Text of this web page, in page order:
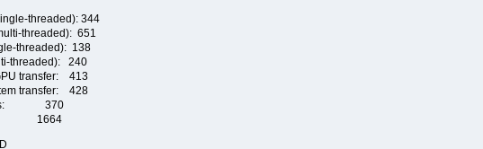
threaded): 344
threaded): 651
threaded): 138
threaded): 240
transfer: 413
transfer: 428
370
1664